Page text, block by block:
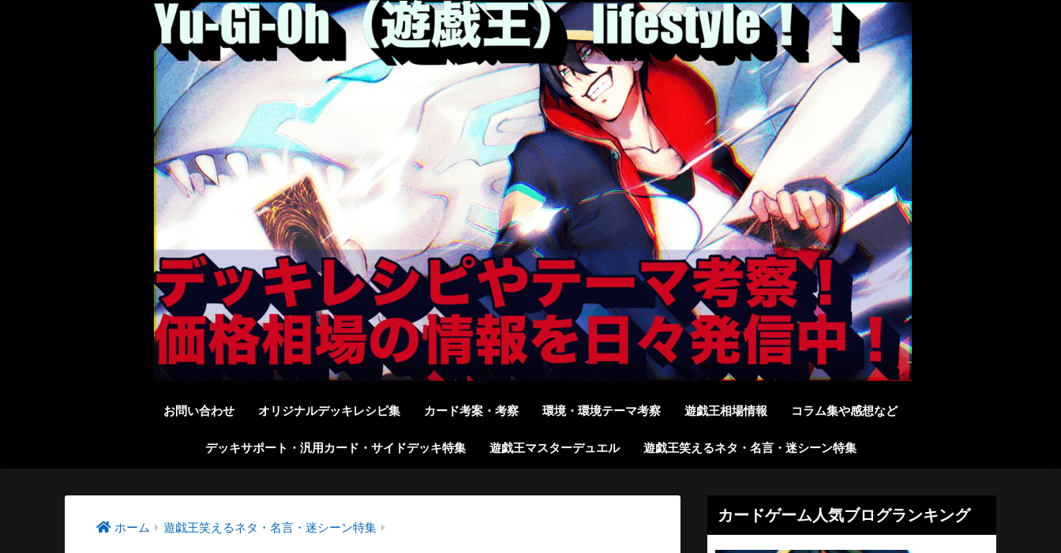
お問い合わせ オリジナルデッキレシピ集 カード考案・考察 環境・環境テーマ考察 遊戯王相場情報 コラム集や感想など
デッキサポート・汎用カード・サイドデッキ特集 遊戯王マスターデュエル 遊戯王笑えるネタ・名言・迷シーン特集
ホーム 遊戯王笑えるネタ・名言・迷シーン特集
カードゲーム人気ブログランキング